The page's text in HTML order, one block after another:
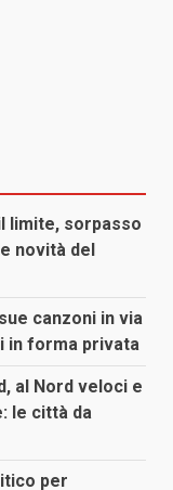
limite, sorpasso
novità del
canzoni in via
in forma privata
al Nord veloci e
le città da
per